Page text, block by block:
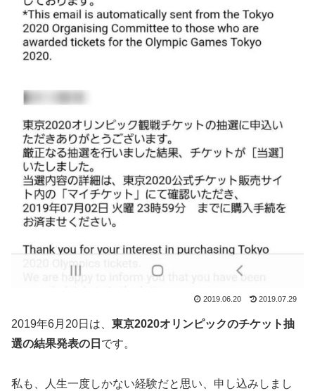
2019.06.20 2019.07.29
2019年6月20日は、 東京2020オリンピックのチケット抽
選の結果発表の日 です。
私も、人生一度しかない経験だと思い、申し込みしまし